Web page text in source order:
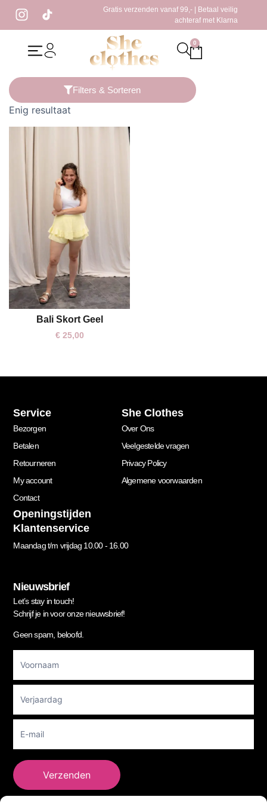
Gratis verzenden vanaf 99,- | Betaal veilig
achteraf met Klarna
0
/ Producten getagged “set met top”
Filters & Sorteren
Enig resultaat
One size
Bali Skort Geel
€25,00
Service
Bezorgen
Betalen
Retourneren
My account
Contact
She Clothes
Over Ons
Veelgestelde vragen
Privacy Policy
Algemene voorwaarden
Openingstijden
Klantenservice
Maandag t/m vrijdag 10.00 - 16.00
Nieuwsbrief
Let’s stay in touch!
Schrijf je in voor onze nieuwsbrief!
Geen spam, beloofd.
Newsletter
Verzenden